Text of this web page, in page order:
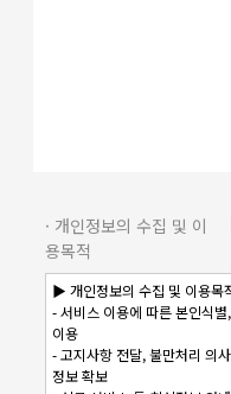
· 개인정보의 수집 및 이
용목적